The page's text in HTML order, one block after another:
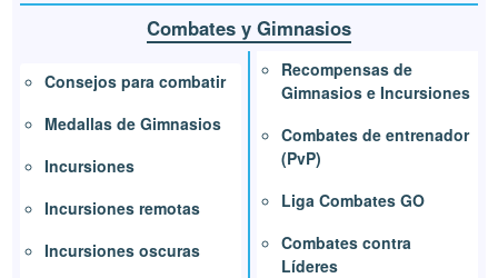
Combates y Gimnasios
Consejos para combatir
Medallas de Gimnasios
Incursiones
Incursiones remotas
Incursiones oscuras
Recompensas de
Gimnasios e Incursiones
Combates de entrenador
(PvP)
Liga Combates GO
Combates contra
Líderes